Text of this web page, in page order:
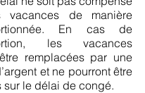
vacances de manière
En cas de
les vacances
remplacées par une
et ne pourront être
sur le délai de congé.